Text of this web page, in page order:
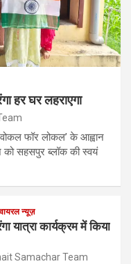
हर घर लहराएगा
फॉर लोकल’ के आह्वान
को सहसपुर ब्लॉक की स्वयं
वायरल न्यूज़
यात्रा कार्यक्रम में किया
Samachar Team